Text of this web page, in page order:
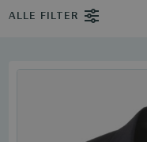
ALLE FILTER